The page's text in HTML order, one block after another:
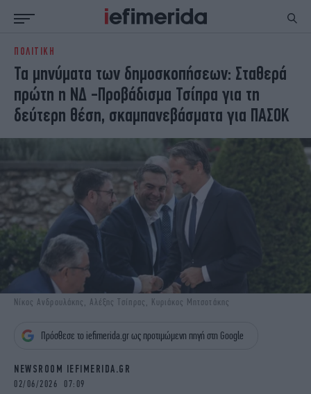
ΕΙΔΗΣΕΙΣ
NON PAPER
ΕΛΛΑΔΑ
ΟΙΚΟΝΟΜΙΑ
ΚΟΣΜΟΣ
ΠΟΛΙΤΙΣΜΟΣ
ΠΑΝΕΛΛΗΝΙΕΣ
ΖΩΗ
ΣΠΟΡ
ENGLISH EDITION
ΠΟΛΗ
STORIES
ΕΚΛΟΓΕΣ
TRAVEL
ΤΕΧΝΟΛΟΓΙΑ
ΥΓΕΙΑ
DESIGN
ΟΛΥΜΠΙΑΚΟΙ ΑΓΩΝΕΣ
EURO
PODCAST
iAUTOKINITO
iOPINIONS
iGASTRONOMIE
OSCARS
THE OCEAN
ΠΟΛΙΤΙΚΗ
Τα μηνύματα των δημοσκοπήσεων: Σταθερά
πρώτη η ΝΔ -Προβάδισμα Τσίπρα για τη
δεύτερη θέση, σκαμπανεβάσματα για ΠΑΣΟΚ
Νίκος Ανδρουλάκης, Αλέξης Τσίπρας, Κυριάκος Μητσοτάκης
Πρόσθεσε το iefimerida.gr ως προτιμώμενη πηγή στη Google
NEWSROOM IEFIMERIDA.GR
02/06/2026 07:09